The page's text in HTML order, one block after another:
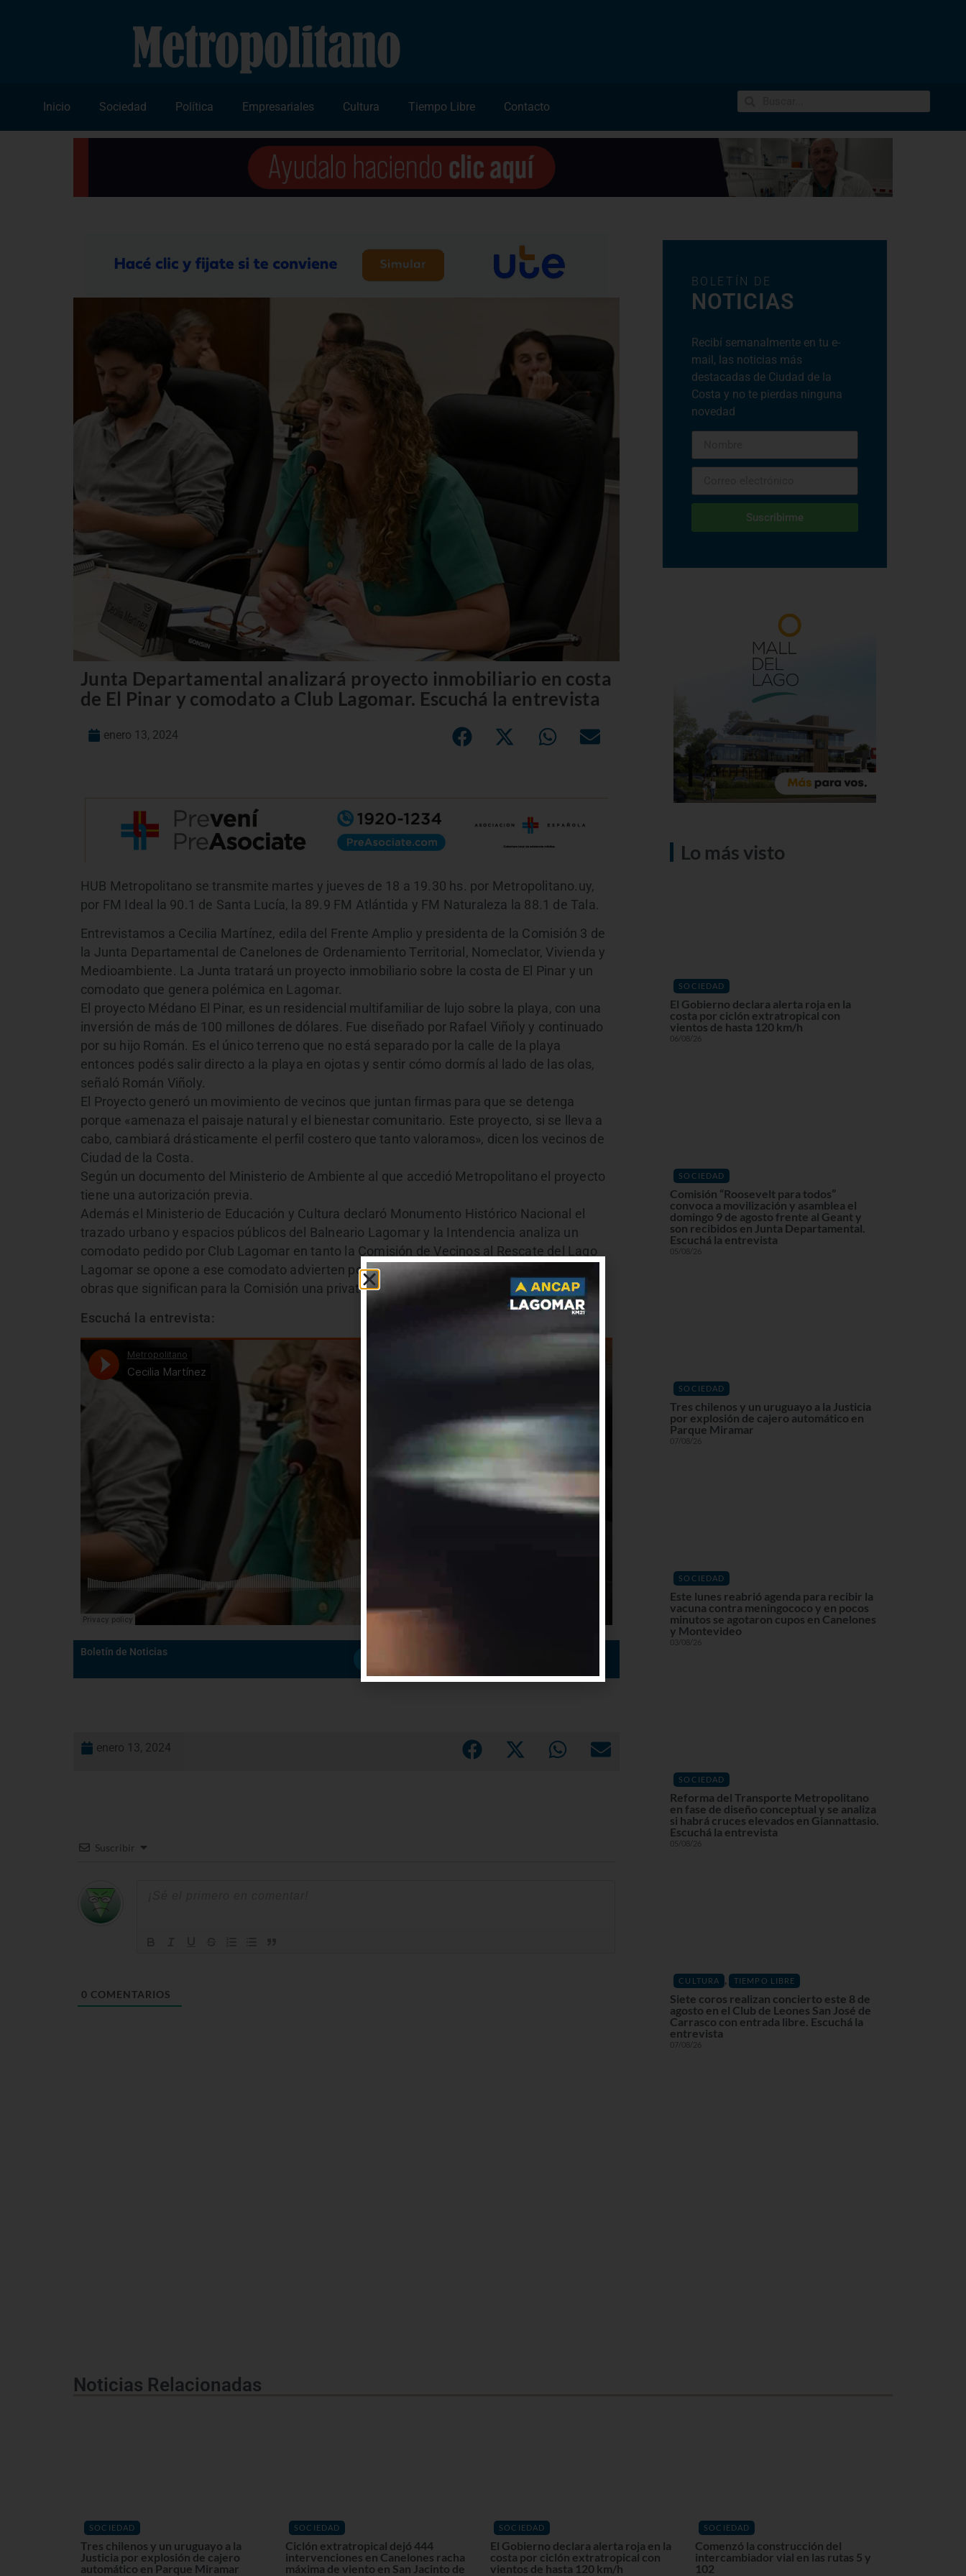
Inicio Sociedad Política Empresariales Cultura Tiempo Libre Contacto
Junta Departamental analizará proyecto inmobiliario en costa
de El Pinar y comodato a Club Lagomar. Escuchá la entrevista
enero 13, 2024
HUB Metropolitano se transmite martes y jueves de 18 a 19.30 hs. por Metropolitano.uy,
por FM Ideal la 90.1 de Santa Lucía, la 89.9 FM Atlántida y FM Naturaleza la 88.1 de Tala.
Entrevistamos a Cecilia Martínez, edila del Frente Amplio y presidenta de la Comisión 3 de
la Junta Departamental de Canelones de Ordenamiento Territorial, Nomeclator, Vivienda y
Medioambiente. La Junta tratará un proyecto inmobiliario sobre la costa de El Pinar y un
comodato que genera polémica en Lagomar.
El proyecto Médano El Pinar, es un residencial multifamiliar de lujo sobre la playa, con una
inversión de más de 100 millones de dólares. Fue diseñado por Rafael Viñoly y continuado
por su hijo Román. Es el único terreno que no está separado por la calle de la playa
entonces podés salir directo a la playa en ojotas y sentir cómo dormís al lado de las olas,
señaló Román Viñoly.
El Proyecto generó un movimiento de vecinos que juntan firmas para que se detenga
porque «amenaza el paisaje natural y el bienestar comunitario. Este proyecto, si se lleva a
cabo, cambiará drásticamente el perfil costero que tanto valoramos», dicen los vecinos de
Ciudad de la Costa.
Según un documento del Ministerio de Ambiente al que accedió Metropolitano el proyecto
tiene una autorización previa.
Además el Ministerio de Educación y Cultura declaró Monumento Histórico Nacional el
trazado urbano y espacios públicos del Balneario Lagomar y la Intendencia analiza un
comodato pedido por Club Lagomar en tanto la Comisión de Vecinos al Rescate del Lago
Lagomar se opone a ese comodato advierten por el relleno del Lago y la construcción de
obras que significan para la Comisión una privatización del espacio público.
Escuchá la entrevista:
Boletín de Noticias
enero 13, 2024
Suscribir
0 COMENTARIOS
BOLETÍN DE
NOTICIAS
Recibí semanalmente en tu e-
mail, las noticias más
destacadas de Ciudad de la
Costa y no te pierdas ninguna
novedad
Suscribirme
Lo más visto
SOCIEDAD
El Gobierno declara alerta roja en la
costa por ciclón extratropical con
vientos de hasta 120 km/h
06/08/26
SOCIEDAD
Comisión “Roosevelt para todos”
convoca a movilización y asamblea el
domingo 9 de agosto frente al Geant y
son recibidos en Junta Departamental.
Escuchá la entrevista
05/08/26
SOCIEDAD
Tres chilenos y un uruguayo a la Justicia
por explosión de cajero automático en
Parque Miramar
07/08/26
SOCIEDAD
Este lunes reabrió agenda para recibir la
vacuna contra meningococo y en pocos
minutos se agotaron cupos en Canelones
y Montevideo
03/08/26
SOCIEDAD
Reforma del Transporte Metropolitano
en fase de diseño conceptual y se analiza
si habrá cruces elevados en Giannattasio.
Escuchá la entrevista
05/08/26
CULTURA , TIEMPO LIBRE
Siete coros realizan concierto este 8 de
agosto en el Club de Leones San José de
Carrasco con entrada libre. Escuchá la
entrevista
07/08/26
Noticias Relacionadas
SOCIEDAD
Tres chilenos y un uruguayo a la
Justicia por explosión de cajero
automático en Parque Miramar
SOCIEDAD
Ciclón extratropical dejó 444
intervenciones en Canelones racha
máxima de viento en San Jacinto de
SOCIEDAD
El Gobierno declara alerta roja en la
costa por ciclón extratropical con
vientos de hasta 120 km/h
SOCIEDAD
Comenzó la construcción del
intercambiador vial en las rutas 5 y
102